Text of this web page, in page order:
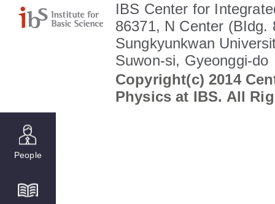
People
IBS Center for
86371, N Center (BIdg.
Sungkyunkwan
Suwon-si, Gyeonggi-do
Copyright(c) 2014
Physics at IBS. All